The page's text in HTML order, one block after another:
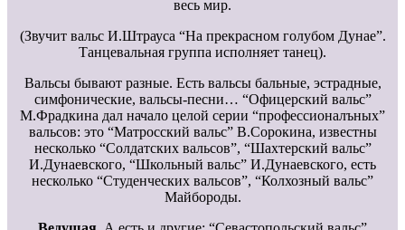
весь мир.
(Звучит вальс И.Штрауса “На прекрасном голубом Дунае”.
Танцевальная группа исполняет танец).
Вальсы бывают разные. Есть вальсы бальные, эстрадные,
симфонические, вальсы-песни… “Офицерский вальс”
М.Фрадкина дал начало целой серии “профессионалъных”
вальсов: это “Матросский вальс” В.Сорокина, известны
несколько “Солдатских вальсов”, “Шахтерский вальс”
И.Дунаевского, “Школьный вальс” И.Дунаевского, есть
несколько “Студенческих вальсов”, “Колхозный вальс”
Майбороды.